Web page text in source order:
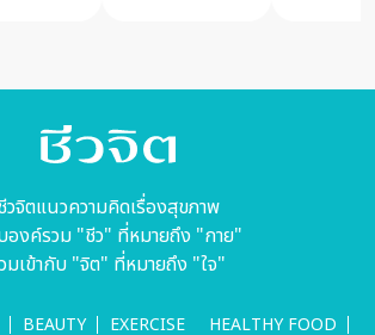
วจิตแนวความคิดเรื่องสุขภาพ
องค์รวม "ชีว" ที่หมายถึง "กาย"
มเข้ากับ "จิต" ที่หมายถึง "ใจ"
BEAUTY EXERCISE
HEALTHY FOOD